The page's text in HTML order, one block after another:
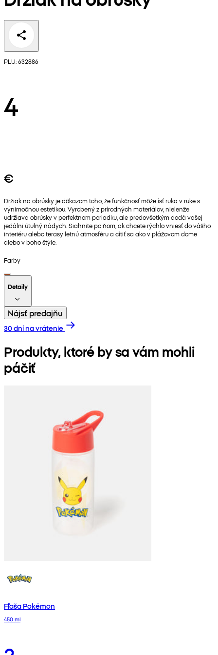
PLU: 632886
4
€
Držiak na obrúsky je dôkazom toho, že funkčnosť môže ísť ruka v ruke s
výnimočnou estetikou. Vyrobený z prírodných materiálov, nielenže
udržiava obrúsky v perfektnom poriadku, ale predovšetkým dodá vašej
jedálni útulný nádych. Siahnite po ňom, ak chcete rýchlo vniesť do vášho
interiéru alebo terasy letnú atmosféru a cítiť sa ako v plážovom dome
alebo v boho štýle.
Farby
Detaily
Nájsť predajňu
30 dní na vrátenie
Produkty, ktoré by sa vám mohli
páčiť
Fľaša Pokémon
450 ml